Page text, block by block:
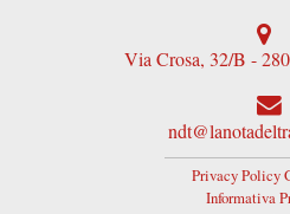
Via Crosa, 32/B -
Privacy Policy
Informativa